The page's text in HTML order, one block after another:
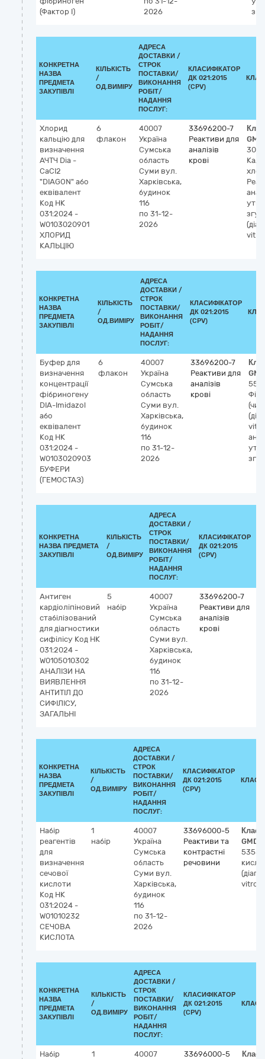
(Фактор І)
2026
КОНКРЕТНА
НАЗВА
ПРЕДМЕТА
ЗАКУПІВЛІ
КІЛЬКІСТЬ
/
ОД.ВИМІРУ
АДРЕСА
ДОСТАВКИ /
СТРОК
ПОСТАВКИ/
ВИКОНАННЯ
РОБІТ/
НАДАННЯ
ПОСЛУГ:
КЛАСИФІКАТОР
ДК 021:2015
(CPV)
Хлорид
кальцію для
визначення
АЧТЧ Dia -
CaCI2
"DIAGON" або
еквівалент
Код НК
031:2024 -
W0103020901
ХЛОРИД
КАЛЬЦІЮ
6
флакон
40007
Україна
Сумська
область
Суми вул.
Харківська,
будинок
116
по 31-12-
2026
33696200-7
Реактиви для
аналізів
крові
vitro)
КОНКРЕТНА
НАЗВА
ПРЕДМЕТА
ЗАКУПІВЛІ
КІЛЬКІСТЬ
/
ОД.ВИМІРУ
АДРЕСА
ДОСТАВКИ /
СТРОК
ПОСТАВКИ/
ВИКОНАННЯ
РОБІТ/
НАДАННЯ
ПОСЛУГ:
КЛАСИФІКАТОР
ДК 021:2015
(CPV)
Буфер для
визначення
концентрації
фібриногену
DIA-Imidazol
або
еквівалент
Код НК
031:2024 -
W0103020903
БУФЕРИ
(ГЕМОСТАЗ)
6
флакон
40007
Україна
Сумська
область
Суми вул.
Харківська,
будинок
116
по 31-12-
2026
33696200-7
Реактиви для
аналізів
крові
КОНКРЕТНА
НАЗВА ПРЕДМЕТА
ЗАКУПІВЛІ
КІЛЬКІСТЬ
/
ОД.ВИМІРУ
АДРЕСА
ДОСТАВКИ /
СТРОК
ПОСТАВКИ/
ВИКОНАННЯ
РОБІТ/
НАДАННЯ
ПОСЛУГ:
КЛАСИФІКАТОР
ДК 021:2015
(CPV)
Антиген
кардіоліпіновий
стабілізований
для діагностики
сифілісу Код НК
031:2024 -
W0105010302
АНАЛІЗИ НА
ВИЯВЛЕННЯ
АНТИТІЛ ДО
СИФІЛІСУ,
ЗАГАЛЬНІ
5
набір
40007
Україна
Сумська
область
Суми вул.
Харківська,
будинок
116
по 31-12-
2026
33696200-7
Реактиви для
аналізів
крові
КОНКРЕТНА
НАЗВА
ПРЕДМЕТА
ЗАКУПІВЛІ
КІЛЬКІСТЬ
/
ОД.ВИМІРУ
АДРЕСА
ДОСТАВКИ /
СТРОК
ПОСТАВКИ/
ВИКОНАННЯ
РОБІТ/
НАДАННЯ
ПОСЛУГ:
КЛАСИФІКАТОР
ДК 021:2015
(CPV)
Набір
реагентів
для
визначення
сечової
кислоти
Код НК
031:2024 -
W01010232
СЕЧОВА
КИСЛОТА
1
набір
40007
Україна
Сумська
область
Суми вул.
Харківська,
будинок
116
по 31-12-
2026
33696000-5
Реактиви та
контрастні
речовини
53586
vitro),
КОНКРЕТНА
НАЗВА
ПРЕДМЕТА
ЗАКУПІВЛІ
КІЛЬКІСТЬ
/
ОД.ВИМІРУ
АДРЕСА
ДОСТАВКИ /
СТРОК
ПОСТАВКИ/
ВИКОНАННЯ
РОБІТ/
НАДАННЯ
ПОСЛУГ:
КЛАСИФІКАТОР
ДК 021:2015
(CPV)
Набір
1
40007
33696000-5